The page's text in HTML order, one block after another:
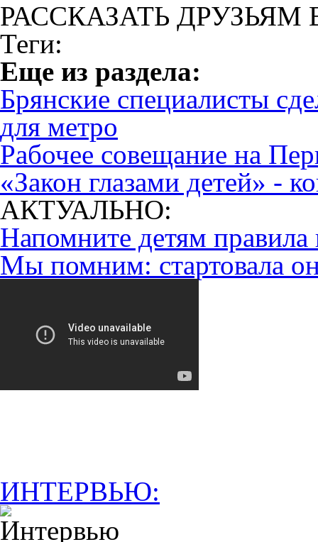
РАССКАЗАТЬ ДРУЗЬЯМ
Теги:
Eще из раздела:
Брянские специалисты
для метро
Рабочее совещание на
«Закон глазами детей» -
АКТУАЛЬНО:
Напомните детям правила
Мы помним: стартовала
ИНТЕРВЬЮ: